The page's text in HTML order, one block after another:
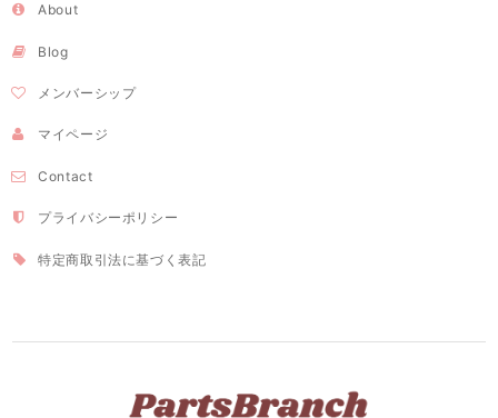
About
Blog
メンバーシップ
マイページ
Contact
プライバシーポリシー
特定商取引法に基づく表記